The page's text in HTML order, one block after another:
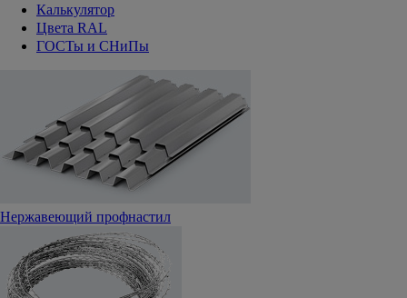
Калькулятор
Цвета RAL
ГОСТы и СНиПы
Нержавеющий профнастил